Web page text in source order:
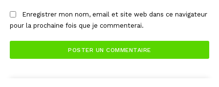
Enregistrer mon nom, email et site web dans ce navigateur
pour la prochaine fois que je commenterai.